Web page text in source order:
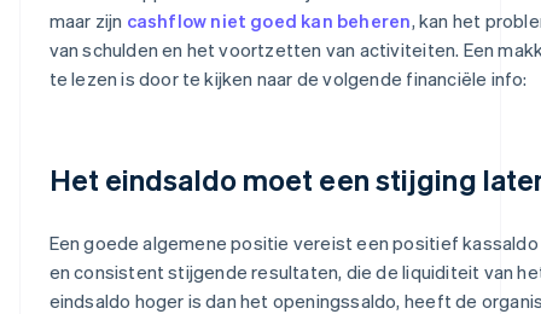
maar zijn cashflow niet goed kan beheren, kan het
van schulden en het voortzetten van activiteiten. Een
te lezen is door te kijken naar de volgende financiële info:
Het eindsaldo moet een stijging
Een goede algemene positie vereist een positief
en consistent stijgende resultaten, die de liquiditeit van
eindsaldo hoger is dan het openingssaldo, heeft de